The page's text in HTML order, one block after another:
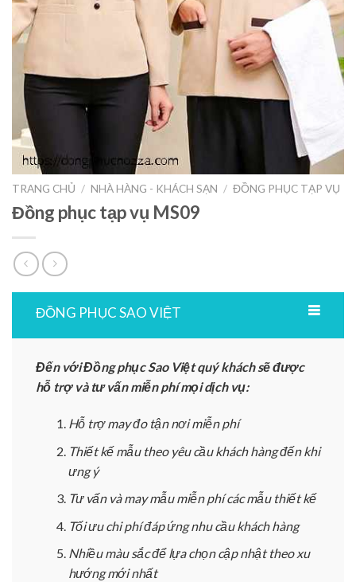
TRANG CHỦ / NHÀ HÀNG - KHÁCH SẠN / ĐỒNG PHỤC TẠP VỤ
Đồng phục tạp vụ MS09
ĐỒNG PHỤC SAO VIỆT
Đến với Đồng phục Sao Việt quý khách sẽ được
hỗ trợ và tư vấn miễn phí mọi dịch vụ:
Hỗ trợ may đo tận nơi miễn phí
Thiết kế mẫu theo yêu cầu khách hàng đến khi
ưng ý
Tư vấn và may mẫu miễn phí các mẫu thiết kế
Tối ưu chi phí đáp ứng nhu cầu khách hàng
Nhiều màu sắc để lựa chọn cập nhật theo xu
hướng mới nhất